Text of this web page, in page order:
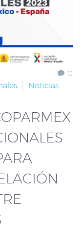
0
Noticias